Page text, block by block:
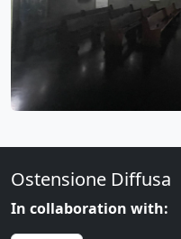
Ostensione Diffusa
In collaboration with: